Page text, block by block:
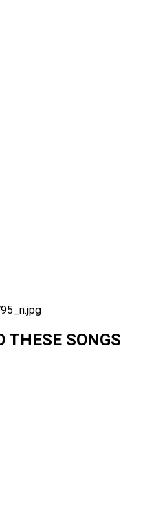
THESE SONGS